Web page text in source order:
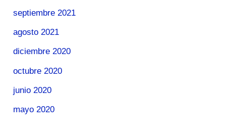
septiembre 2021
agosto 2021
diciembre 2020
octubre 2020
junio 2020
mayo 2020